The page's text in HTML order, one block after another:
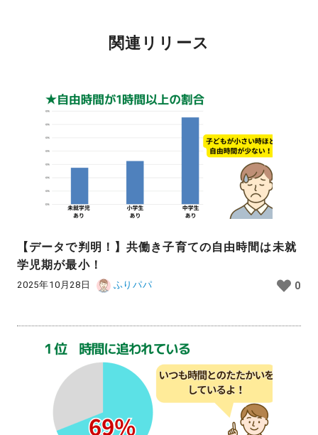
関連リリース
【データで判明！】共働き子育ての自由時間は未就
学児期が最小！
2025年10月28日 ふりパパ 0